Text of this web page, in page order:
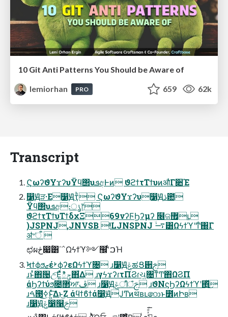
10 Git Anti Patterns You Should be Aware of
lemiorhan
PRO 659 62k
Transcript
ϚωʔϑΥϫʔυΫϥ΢υܦඅͰͷ ϑϩϯτΤϯυͷऔΓ૊Έ
෱Ԭੜ·Ε෱Ԭҭͪ ϚωʔϑΥϫʔυ෱Ԭڌ఺
Ϋϥ΢υܦඅ։ൃ෦
ϑϩϯτΤϯυΤϯδχΞ69νʔϜϦʔμʔ ໦ଜ޿ւ
)JSPNJ,JNVSB !LJNSPNJ ࠷ۙ͸ΩϟϯϓʹͲͬ΀Γ
ॳ৺ऀ 
ಛผڅ෇ۚ͸΄΅Ωϟϯϓ༻඼ʹͭ͗ࠐΉ
ϞϯϕϧޒέࢁϕʔεΩϟϯϓ৔ ɹ෱ԬݝಹՑ઒ࢢ
ɹͱͯ΋੔උ͞Ε͍ͯͯిݯ΋͋Δ ɹγϟϫʔɾτΠϨɾચ͍৔ͳͲ΋ΩϨΠ
άϦʔϯύϧ೔޲ਆڦ ɹ෱Ԭݝീঁࢢ ɹϑΝϛϦʔΩϟϯϓʹ΋͍ͬͯ͜
ɹࠓ౓ߦ͜͏ͱ͍ͯ͠Δͱ͜Ζ άϥϯϐϯά෱ԬͿͲ͏ͷथʙւ෩ͱ೾ͷԻʙ
ɹ෱Ԭݝ෱௡ࢢ